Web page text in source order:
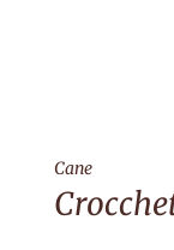
Cane